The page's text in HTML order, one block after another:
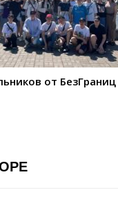
от БезГраниц